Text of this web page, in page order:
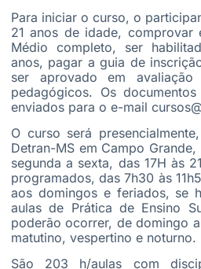
Para iniciar o curso, o
21 anos de idade, comprovar
Médio completo, ser
anos, pagar a guia de
ser aprovado em
pedagógicos. Os
enviados para o e-mail
O curso será
Detran-MS em Campo
segunda a sexta, das 17H às
programados, das 7h30 às
aos domingos e feriados, se
aulas de Prática de Ensino
poderão ocorrer, de domingo
matutino, vespertino e noturno.
São 203 h/aulas com